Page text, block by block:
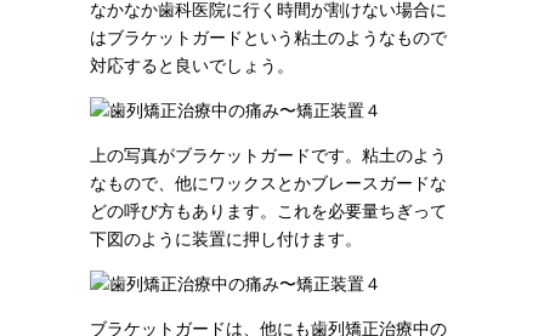
なかなか歯科医院に行く時間が割けない場合に
はブラケットガードという粘土のようなもので
対応すると良いでしょう。
上の写真がブラケットガードです。粘土のよう
なもので、他にワックスとかブレースガードな
どの呼び方もあります。これを必要量ちぎって
下図のように装置に押し付けます。
ブラケットガードは、他にも歯列矯正治療中の